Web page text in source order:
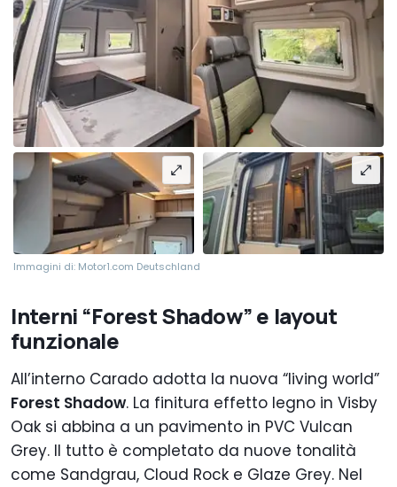
Immagini di: Motor1.com Deutschland
Interni “Forest Shadow” e layout
funzionale
All’interno Carado adotta la nuova “living world”
Forest Shadow. La finitura effetto legno in Visby
Oak si abbina a un pavimento in PVC Vulcan
Grey. Il tutto è completato da nuove tonalità
come Sandgrau, Cloud Rock e Glaze Grey. Nel